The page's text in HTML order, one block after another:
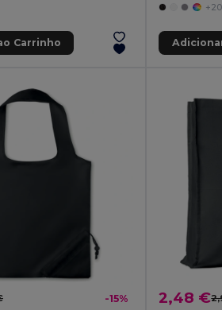
Carrinho
-15% 2,48 €